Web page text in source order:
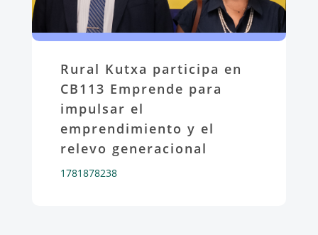
Rural Kutxa participa en
CB113 Emprende para
impulsar el
emprendimiento y el
relevo generacional
1781878238